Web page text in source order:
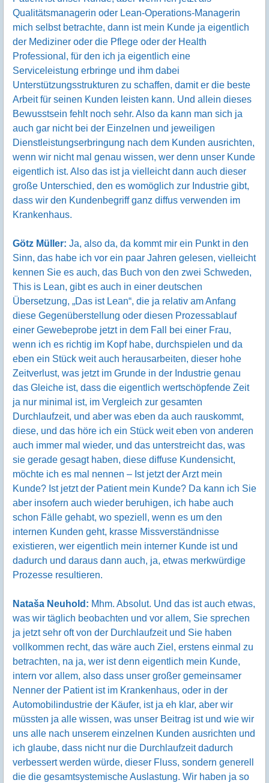
Qualitätsmanagerin oder Lean-Operations-Managerin
mich selbst betrachte, dann ist mein Kunde ja eigentlich
der Mediziner oder die Pflege oder der Health
Professional, für den ich ja eigentlich eine
Serviceleistung erbringe und ihm dabei
Unterstützungsstrukturen zu schaffen, damit er die beste
Arbeit für seinen Kunden leisten kann. Und allein dieses
Bewusstsein fehlt noch sehr. Also da kann man sich ja
auch gar nicht bei der Einzelnen und jeweiligen
Dienstleistungserbringung nach dem Kunden ausrichten,
wenn wir nicht mal genau wissen, wer denn unser Kunde
eigentlich ist. Also das ist ja vielleicht dann auch dieser
große Unterschied, den es womöglich zur Industrie gibt,
dass wir den Kundenbegriff ganz diffus verwenden im
Krankenhaus.
Götz Müller: Ja, also da, da kommt mir ein Punkt in den
Sinn, das habe ich vor ein paar Jahren gelesen, vielleicht
kennen Sie es auch, das Buch von den zwei Schweden,
This is Lean, gibt es auch in einer deutschen
Übersetzung, „Das ist Lean“, die ja relativ am Anfang
diese Gegenüberstellung oder diesen Prozessablauf
einer Gewebeprobe jetzt in dem Fall bei einer Frau,
wenn ich es richtig im Kopf habe, durchspielen und da
eben ein Stück weit auch herausarbeiten, dieser hohe
Zeitverlust, was jetzt im Grunde in der Industrie genau
das Gleiche ist, dass die eigentlich wertschöpfende Zeit
ja nur minimal ist, im Vergleich zur gesamten
Durchlaufzeit, und aber was eben da auch rauskommt,
diese, und das höre ich ein Stück weit eben von anderen
auch immer mal wieder, und das unterstreicht das, was
sie gerade gesagt haben, diese diffuse Kundensicht,
möchte ich es mal nennen – Ist jetzt der Arzt mein
Kunde? Ist jetzt der Patient mein Kunde? Da kann ich Sie
aber insofern auch wieder beruhigen, ich habe auch
schon Fälle gehabt, wo speziell, wenn es um den
internen Kunden geht, krasse Missverständnisse
existieren, wer eigentlich mein interner Kunde ist und
dadurch und daraus dann auch, ja, etwas merkwürdige
Prozesse resultieren.
Nataša Neuhold: Mhm. Absolut. Und das ist auch etwas,
was wir täglich beobachten und vor allem, Sie sprechen
ja jetzt sehr oft von der Durchlaufzeit und Sie haben
vollkommen recht, das wäre auch Ziel, erstens einmal zu
betrachten, na ja, wer ist denn eigentlich mein Kunde,
intern vor allem, also dass unser großer gemeinsamer
Nenner der Patient ist im Krankenhaus, oder in der
Automobilindustrie der Käufer, ist ja eh klar, aber wir
müssten ja alle wissen, was unser Beitrag ist und wie wir
uns alle nach unserem einzelnen Kunden ausrichten und
ich glaube, dass nicht nur die Durchlaufzeit dadurch
verbessert werden würde, dieser Fluss, sondern generell
die die gesamtsystemische Auslastung. Wir haben ja so